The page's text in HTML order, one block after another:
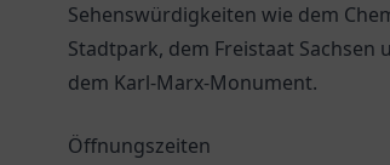
Sehenswürdigkeiten wie dem
Stadtpark, dem Freistaat Sachsen
dem Karl-Marx-Monument.
Öffnungszeiten